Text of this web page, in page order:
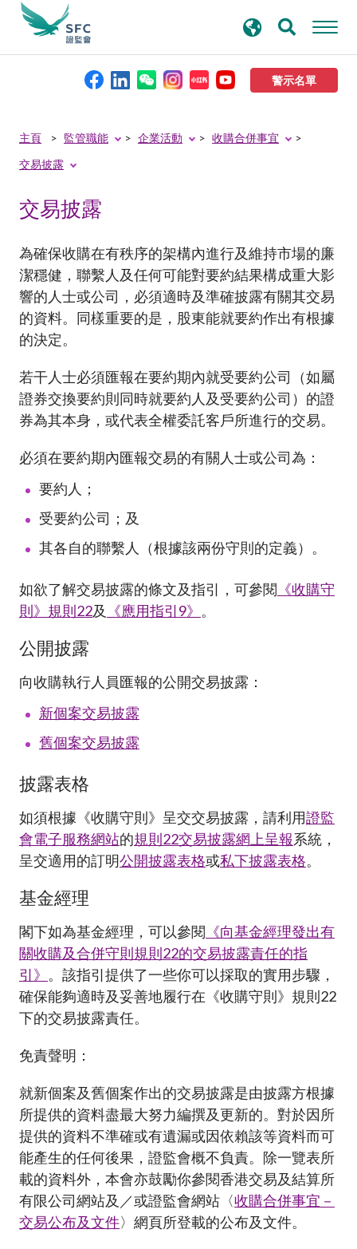
警示名單
本會簡介
資料庫
新聞稿及公布
加入本會
尋
主頁 監管職能 企業活動
收購合併事宜
交易披露
交易披露
為確保收購在有秩序的架構內進行及維持市場的廉
潔穩健，聯繫人及任何可能對要約結果構成重大影
響的人士或公司 ，必須適時及準確披露有關其交易
的資料。同樣重要的是，股東能就要約作出有根據
的決定。
若干人士必須匯報在要約期內就受要約公司（如屬
證券交換要約則同時就要約 人 及受要約公司） 的證
券為其本身，或代表全權委託客戶所進行的交易。
必須在要約期內匯報交易的有關人士或公司為 ：
要約人 ；
受要約公司；及
其各自的聯繫人（根據該兩份守則的定義） 。
如欲了解交易披露的條文及指引，可參閱 《收購守
則》規則22及 《應用指引9》 。
公開披露
向收購執行人員匯報的公開交易披露：
新個案交易披露
舊個案交易披露
披露表格
如須根據《收購守則》呈交交易披露，請利用證監
會電子服務網站的規則22交易披露網上呈報系統，
呈交適用的訂明公開披露表格或私下披露表格。
基金經理
閣下如為基金經理，可以參閱 《向基金經理發出有
關收購及合併守則規則22的交易披露責任的指
引》 。該指引提供了一些你可以採取的實用步驟，
確保能夠適時及妥善地履行在《收購守則》規則22
下的交易披露責任。
免責聲明：
就新個案及舊個案作出的交易披露是由披露方根據
所提供的資料盡最大努力編撰及更新的。對於因所
提供的資料不準確或有遺漏或因依賴該等資料而可
能產生的任何後果，證監會概不負責。除一覽表所
載的資料外，本會亦鼓勵你參閱香港交易及結算所
有限公司網站及／或證監會網站〈收購合併事宜－
交易公布及文件〉網頁所登載的公布及文件。